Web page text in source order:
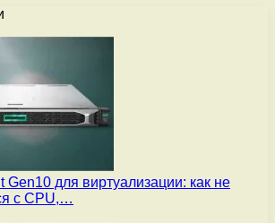
Gen10 для виртуализации: как не
с CPU,…